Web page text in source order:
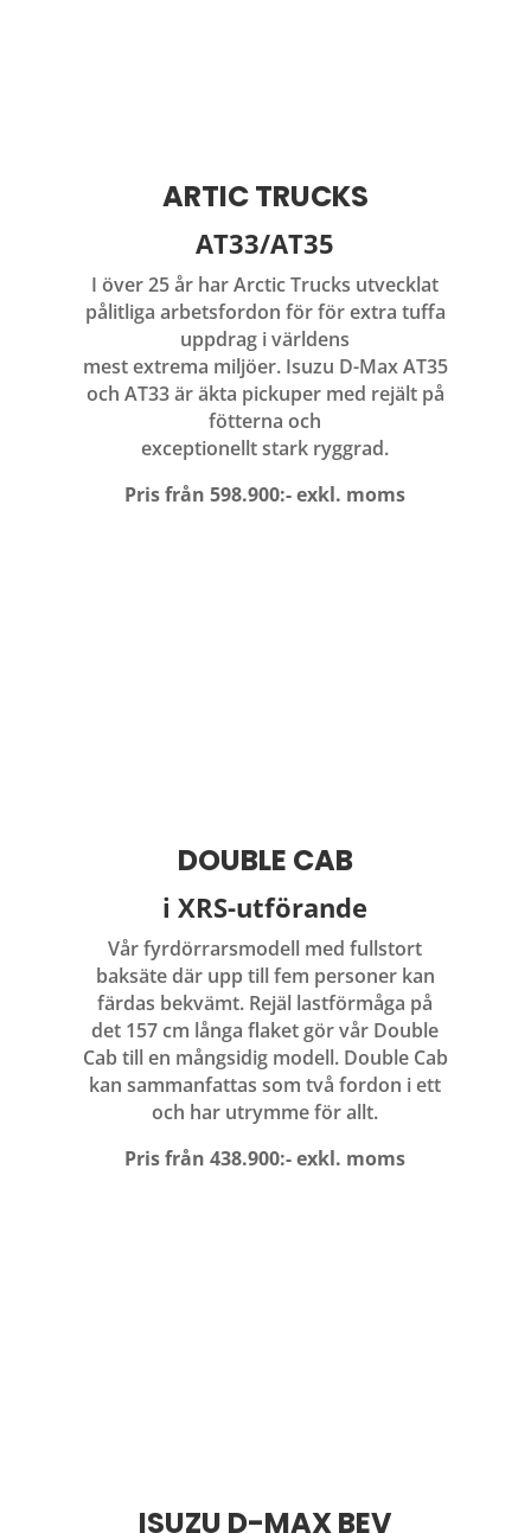
ARTIC TRUCKS
AT33/AT35
I över 25 år har Arctic Trucks utvecklat
pålitliga arbetsfordon för för extra tuffa
uppdrag i världens
mest extrema miljöer. Isuzu D-Max AT35
och AT33 är äkta pickuper med rejält på
fötterna och
exceptionellt stark ryggrad.
Pris från 598.900:- exkl. moms
DOUBLE CAB
i XRS-utförande
Vår fyrdörrarsmodell med fullstort
baksäte där upp till fem personer kan
färdas bekvämt. Rejäl lastförmåga på
det 157 cm långa flaket gör vår Double
Cab till en mångsidig modell. Double Cab
kan sammanfattas som två fordon i ett
och har utrymme för allt.
Pris från 438.900:- exkl. moms
ISUZU D-MAX BEV